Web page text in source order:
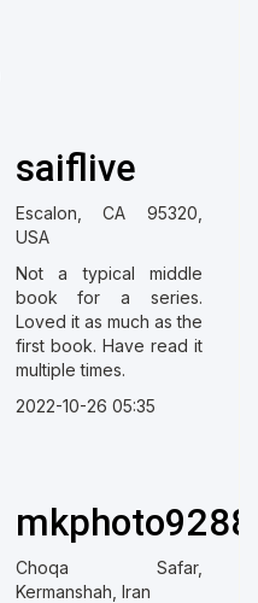
saiflive
Escalon, CA 95320,
USA
Not a typical middle
book for a series.
Loved it as much as the
first book. Have read it
multiple times.
2022-10-26 05:35
mkphoto9288
Choqa Safar,
Kermanshah, Iran